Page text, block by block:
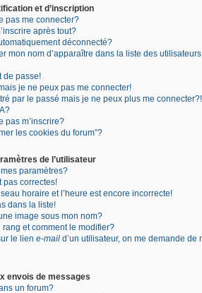
et d’inscription
pas me connecter?
après tout?
déconnecté?
mon nom d’apparaître dans la liste des utilisateurs
de passe!
je ne peux pas me connecter!
par le passé mais je ne peux plus me connecter?!
pas m’inscrire?
les cookies du forum”?
de l’utilisateur
paramètres?
pas correctes!
horaire et l’heure est encore incorrecte!
dans la liste!
image sous mon nom?
rang et comment le modifier?
le lien e-mail d’un utilisateur, on me demande de
envois de messages
un forum?